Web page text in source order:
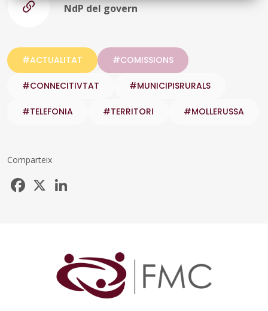
NdP del govern
#ACTUALITAT #COMISSIONS
#CONNECITIVTAT #MUNICIPISRURALS
#TELEFONIA #TERRITORI #MOLLERUSSA
Comparteix
Facebook